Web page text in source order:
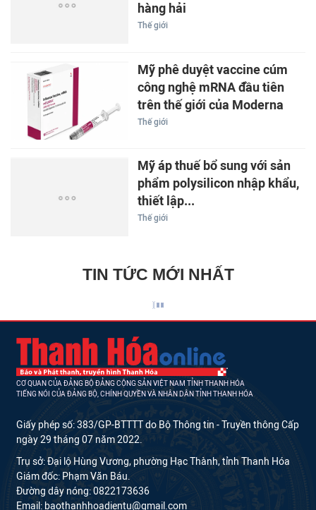
hàng hải
Thế giới
Mỹ phê duyệt vaccine cúm
công nghệ mRNA đầu tiên
trên thế giới của Moderna
Thế giới
Mỹ áp thuế bổ sung với sản
phẩm polysilicon nhập khẩu,
thiết lập...
Thế giới
TIN TỨC MỚI NHẤT
CƠ QUAN CỦA ĐẢNG BỘ ĐẢNG CỘNG SẢN VIỆT NAM TỈNH THANH HÓA
TIẾNG NÓI CỦA ĐẢNG BỘ, CHÍNH QUYỀN VÀ NHÂN DÂN TỈNH THANH HÓA
Giấy phép số: 383/GP-BTTTT do Bộ Thông tin - Truyền thông Cấp
ngày 29 tháng 07 năm 2022.
Trụ sở: Đại lộ Hùng Vương, phường Hạc Thành, tỉnh Thanh Hóa
Giám đốc: Phạm Văn Báu.
Đường dây nóng: 0822173636
Email: baothanhhoadientu@gmail.com